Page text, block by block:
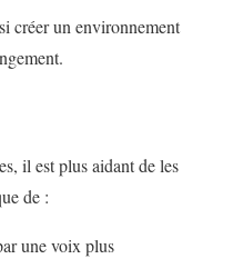
créer un environnement
il est plus aidant de les
de :
une voix plus